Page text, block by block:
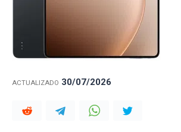
ACTUALIZADO 30/07/2026